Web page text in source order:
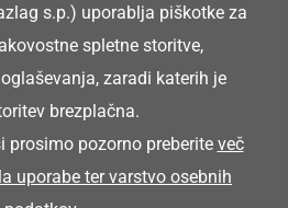
s.p.) uporablja piškotke za
spletne storitve,
zaradi katerih je
brezplačna.
prosimo pozorno preberite več
uporabe ter varstvo osebnih